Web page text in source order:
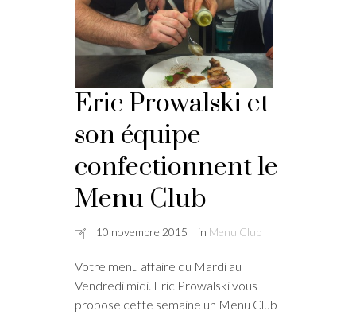
Eric Prowalski et
son équipe
confectionnent le
Menu Club
10 novembre 2015 in Menu Club
Votre menu affaire du Mardi au
Vendredi midi. Eric Prowalski vous
propose cette semaine un Menu Club